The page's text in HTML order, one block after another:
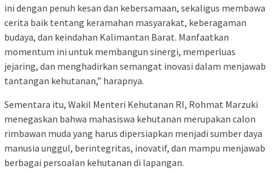
ini dengan penuh kesan dan kebersamaan, sekaligus membawa
cerita baik tentang keramahan masyarakat, keberagaman
budaya, dan keindahan Kalimantan Barat. Manfaatkan
momentum ini untuk membangun sinergi, memperluas
jejaring, dan menghadirkan semangat inovasi dalam menjawab
tantangan kehutanan,” harapnya.
Sementara itu, Wakil Menteri Kehutanan RI, Rohmat Marzuki
menegaskan bahwa mahasiswa kehutanan merupakan calon
rimbawan muda yang harus dipersiapkan menjadi sumber daya
manusia unggul, berintegritas, inovatif, dan mampu menjawab
berbagai persoalan kehutanan di lapangan.